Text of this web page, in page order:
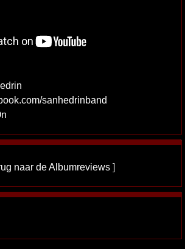
sanhedrinband
naar de Albumreviews ]